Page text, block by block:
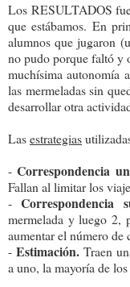
Los RESULTADOS
que estábamos. En
alumnos que jugaron
no pudo porque faltó y
muchísima autonomía
las mermeladas sin
desarrollar otra
Lasestrategias
-Correspondencia
Fallan al limitar los
-Correspondencia
mermelada y luego 2,
aumentar el número de
-Estimación. Traen
a uno, la mayoría de